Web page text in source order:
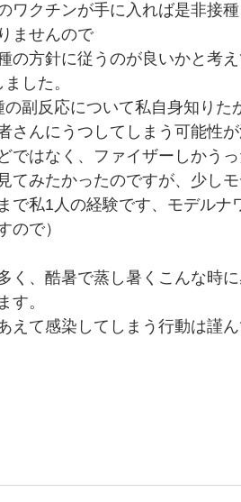
ワクチンが手に入れば是非接
ませんので
の方針に従うのが良いかと考え
した。
の副反応について私自身知り
さんにうつしてしまう可能性
ではなく、ファイザーしかう
てみたかったのですが、少し
で私1人の経験です、モデル
ので）
く、酷暑で蒸し暑くこんな時
す。
えて感染してしまう行動は謹ん